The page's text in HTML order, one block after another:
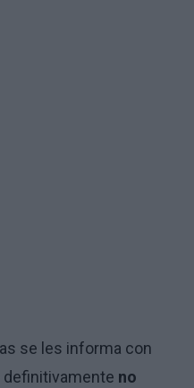
se les informa con
definitivamente no